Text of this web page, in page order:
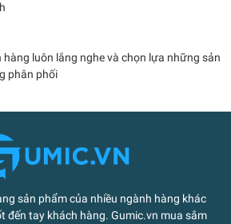
hàng luôn lắng nghe và chọn lựa những sản
phân phối
sản phẩm của nhiều ngành hàng khác
đến tay khách hàng. Gumic.vn mua sắm